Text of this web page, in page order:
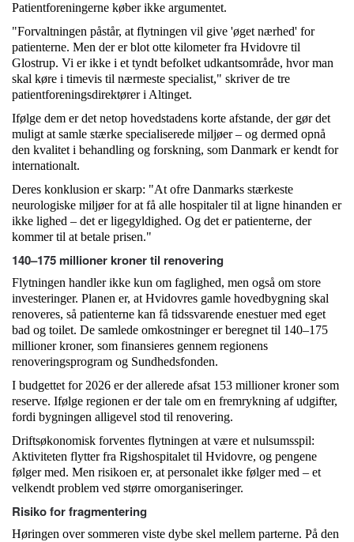
Patientforeningerne køber ikke argumentet.
"Forvaltningen påstår, at flytningen vil give 'øget nærhed' for
patienterne. Men der er blot otte kilometer fra Hvidovre til
Glostrup. Vi er ikke i et tyndt befolket udkantsområde, hvor man
skal køre i timevis til nærmeste specialist," skriver de tre
patientforeningsdirektører i Altinget.
Ifølge dem er det netop hovedstadens korte afstande, der gør det
muligt at samle stærke specialiserede miljøer – og dermed opnå
den kvalitet i behandling og forskning, som Danmark er kendt for
internationalt.
Deres konklusion er skarp: "At ofre Danmarks stærkeste
neurologiske miljøer for at få alle hospitaler til at ligne hinanden er
ikke lighed – det er ligegyldighed. Og det er patienterne, der
kommer til at betale prisen."
140–175 millioner kroner til renovering
Flytningen handler ikke kun om faglighed, men også om store
investeringer. Planen er, at Hvidovres gamle hovedbygning skal
renoveres, så patienterne kan få tidssvarende enestuer med eget
bad og toilet. De samlede omkostninger er beregnet til 140–175
millioner kroner, som finansieres gennem regionens
renoveringsprogram og Sundhedsfonden.
I budgettet for 2026 er der allerede afsat 153 millioner kroner som
reserve. Ifølge regionen er der tale om en fremrykning af udgifter,
fordi bygningen alligevel stod til renovering.
Driftsøkonomisk forventes flytningen at være et nulsumsspil:
Aktiviteten flytter fra Rigshospitalet til Hvidovre, og pengene
følger med. Men risikoen er, at personalet ikke følger med – et
velkendt problem ved større omorganiseringer.
Risiko for fragmentering
Høringen over sommeren viste dybe skel mellem parterne. På den